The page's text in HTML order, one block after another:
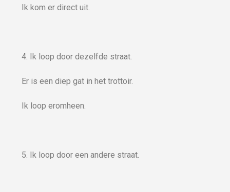
Ik kom er direct uit.
4. Ik loop door dezelfde straat.
Er is een diep gat in het trottoir.
Ik loop eromheen.
5. Ik loop door een andere straat.